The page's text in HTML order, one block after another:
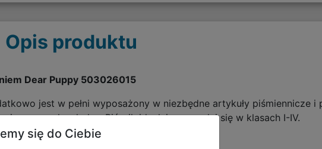
Opis produktu
Dear Puppy 503026015
jest w pełni wyposażony w niezbędne artykuły piśmiennicze i
nowy rok szkolny. Piórnik idealnie sprawdzi się w klasach I-IV.
się do Ciebie